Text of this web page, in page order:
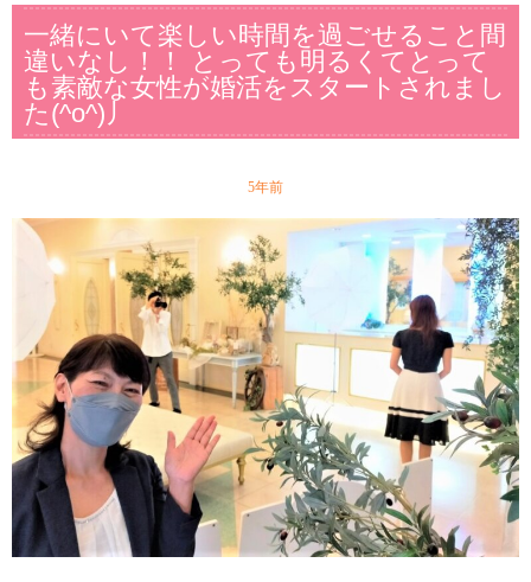
一緒にいて楽しい時間を過ごせること間
違いなし！！ とっても明るくてとって
も素敵な女性が婚活をスタートされまし
た(^o^)丿
5年前